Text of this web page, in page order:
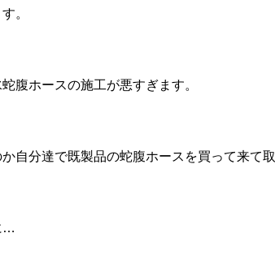
。
腹ホースの施工が悪すぎます。
自分達で既製品の蛇腹ホースを買って来て
…